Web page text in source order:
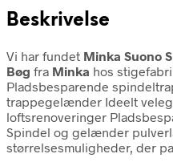
Beskrivelse
Vi har fundet Minka Suono
Bøg fra Minka hos
Pladsbesparende
trappegelænder Ideelt
loftsrenoveringer
Spindel og gelænder
størrelsesmuligheder, der